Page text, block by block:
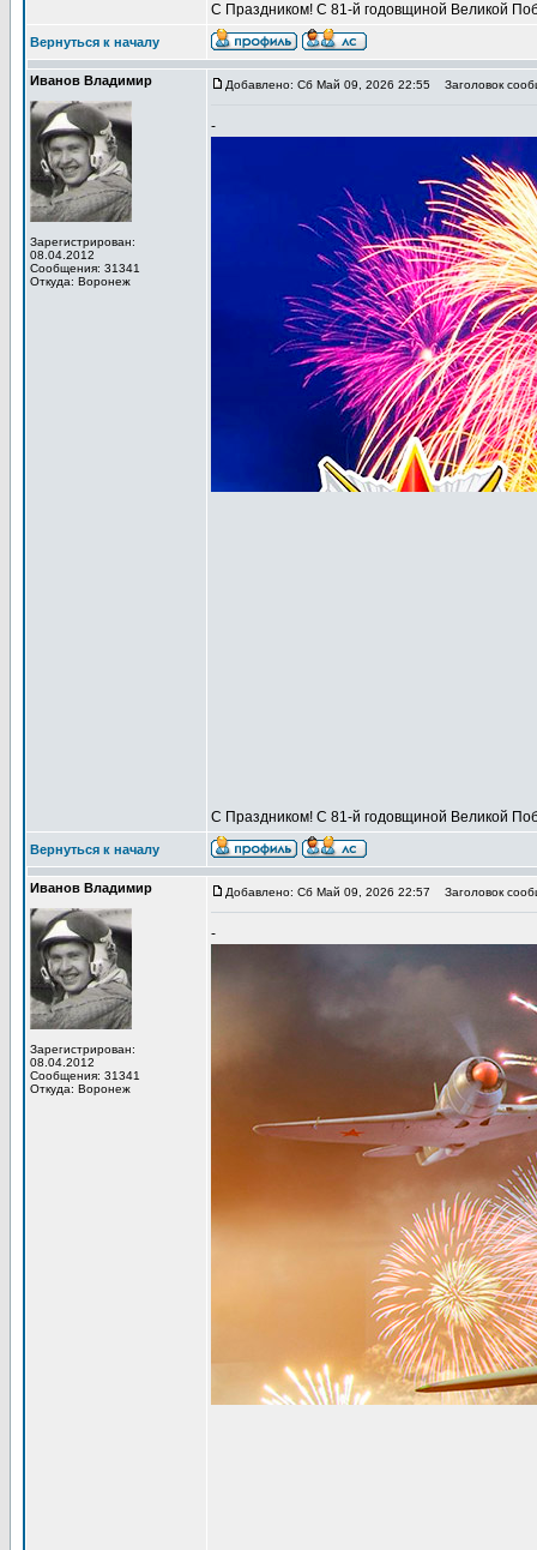
С Праздником! С 81-й годовщиной Великой
Вернуться к началу
Иванов Владимир
Зарегистрирован:
08.04.2012
Сообщения: 31341
Откуда: Воронеж
Добавлено: Сб Май 09, 2026 22:55 Заголовок
-
С Праздником! С 81-й годовщиной Великой
Вернуться к началу
Иванов Владимир
Зарегистрирован:
08.04.2012
Сообщения: 31341
Откуда: Воронеж
Добавлено: Сб Май 09, 2026 22:57 Заголовок
-